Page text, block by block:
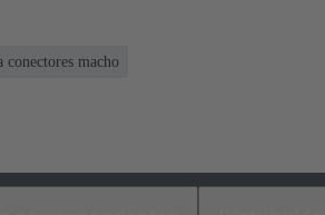
conectores macho